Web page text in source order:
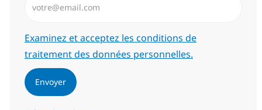
Required
Examinez et acceptez les conditions de
traitement des données personnelles.
Envoyer